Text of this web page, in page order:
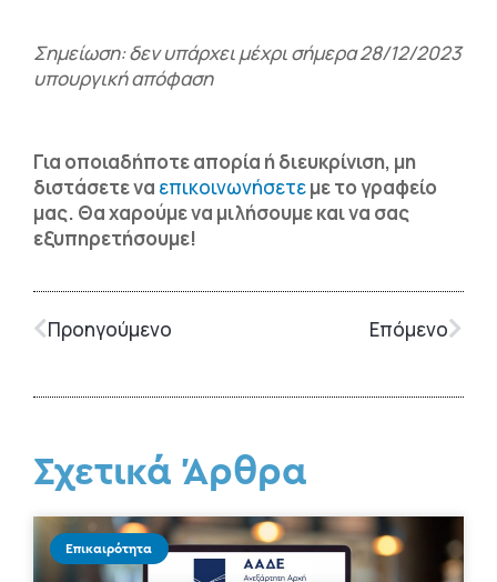
Σημείωση: δεν υπάρχει μέχρι σήμερα 28/12/2023
υπουργική απόφαση
Για οποιαδήποτε απορία ή διευκρίνιση, μη
διστάσετε να επικοινωνήσετεμε το γραφείο
μας. Θα χαρούμε να μιλήσουμε και να σας
εξυπηρετήσουμε!
Προηγούμενο Επόμενο
Σχετικά Άρθρα
Επικαιρότητα